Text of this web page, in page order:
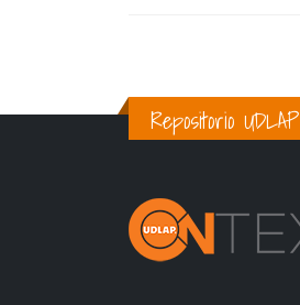
Repositorio UDLAP